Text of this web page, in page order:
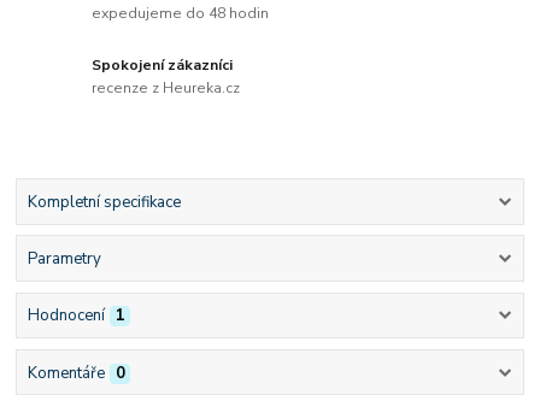
expedujeme do 48 hodin
Spokojení zákazníci
recenze z Heureka.cz
Kompletní specifikace
Parametry
Hodnocení 1
Komentáře 0